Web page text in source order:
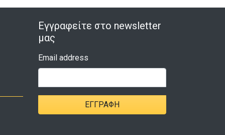
Εγγραφείτε στο newsletter
μας
Email address
ΕΓΓΡΑΦΉ